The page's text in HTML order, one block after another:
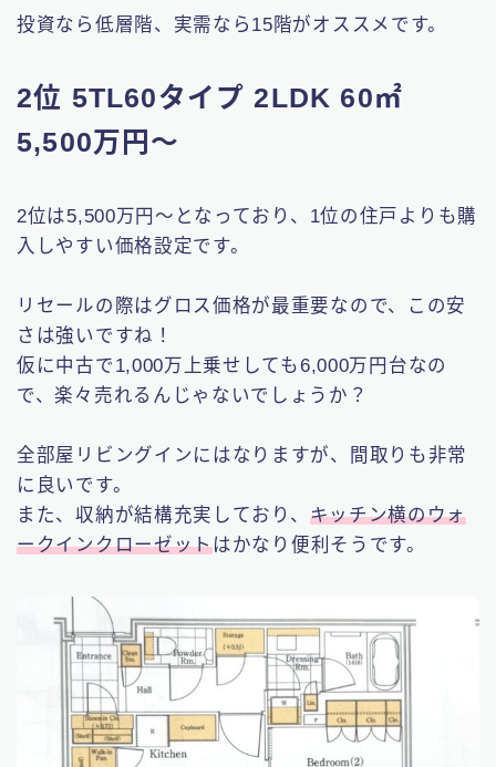
投資なら低層階、実需なら15階がオススメです。
2位 5TL60タイプ 2LDK 60㎡
5,500万円〜
2位は5,500万円〜となっており、1位の住戸よりも購
入しやすい価格設定です。
リセールの際はグロス価格が最重要なので、この安
さは強いですね！
仮に中古で1,000万上乗せしても6,000万円台なの
で、楽々売れるんじゃないでしょうか？
全部屋リビングインにはなりますが、間取りも非常
に良いです。
また、収納が結構充実しており、 キッチン横のウォ
ークインクローゼットはかなり便利そうです。